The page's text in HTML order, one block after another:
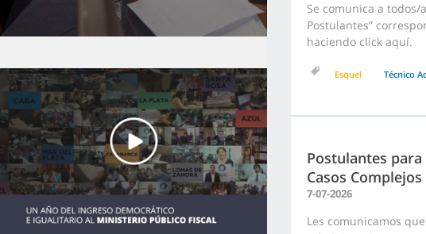
Se comunica a
Postulantes”
haciendo click aquí.
Esquel Técnico
Postulantes
Casos Complejos
7-07-2026
Les comunicamos